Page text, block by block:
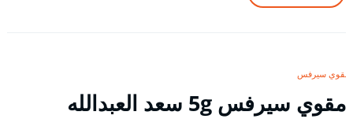
مقوي سيرفس
مقوي سيرفس 5g سعد العبدالله